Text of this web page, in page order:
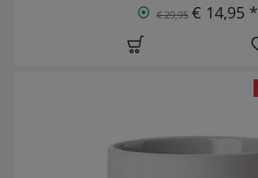
€ 29,95 € 14,95 *